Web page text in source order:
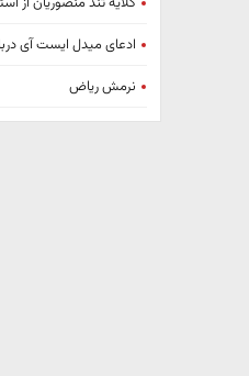
ادعای میدل ایست‌ آی
نرمش ریاض